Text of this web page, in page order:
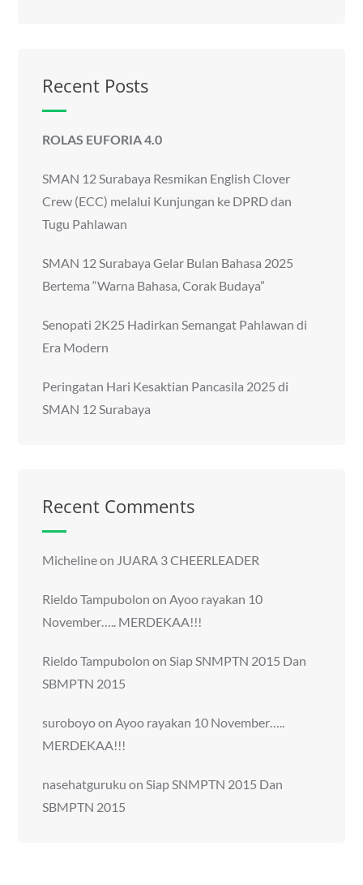
Recent Posts
ROLAS EUFORIA 4.0
SMAN 12 Surabaya Resmikan English Clover
Crew (ECC) melalui Kunjungan ke DPRD dan
Tugu Pahlawan
SMAN 12 Surabaya Gelar Bulan Bahasa 2025
Bertema “Warna Bahasa, Corak Budaya”
Senopati 2K25 Hadirkan Semangat Pahlawan di
Era Modern
Peringatan Hari Kesaktian Pancasila 2025 di
SMAN 12 Surabaya
Recent Comments
Michelineon JUARA 3 CHEERLEADER
Rieldo Tampubolon onAyoo rayakan 10
November….. MERDEKAA!!!
Rieldo Tampubolon onSiap SNMPTN 2015 Dan
SBMPTN 2015
suroboyoonAyoo rayakan 10 November…..
MERDEKAA!!!
nasehatguruku onSiap SNMPTN 2015 Dan
SBMPTN 2015